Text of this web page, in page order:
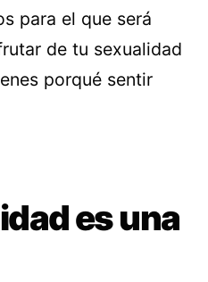
para el que será
de tu sexualidad
porqué sentir
es una